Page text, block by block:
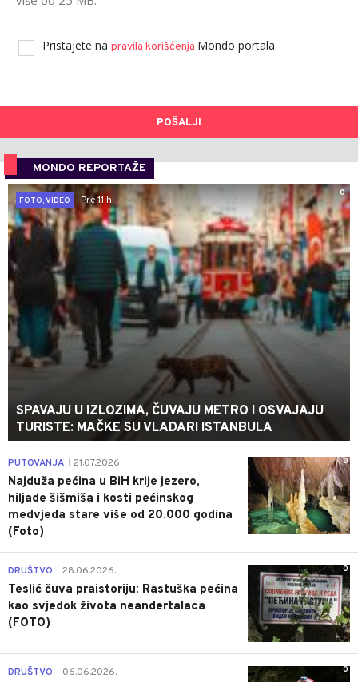
Pristajete na pravila korišćenja Mondo portala.
POŠALJI
MONDO REPORTAŽE
0
FOTO, VIDEO
Pre 11 h
SPAVAJU U IZLOZIMA, ČUVAJU METRO I OSVAJAJU
TURISTE: MAČKE SU VLADARI ISTANBULA
0
PUTOVANJA 21.07.2026.
Najduža pećina u BiH krije jezero,
hiljade šišmiša i kosti pećinskog
medvjeda stare više od 20.000 godina
(Foto)
0
DRUŠTVO 28.06.2026.
Teslić čuva praistoriju: Rastuška pećina
kao svjedok života neandertalaca
(FOTO)
0
DRUŠTVO 06.06.2026.